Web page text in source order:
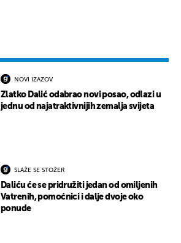
NOVI IZAZOV
Zlatko Dalić odabrao novi posao, odlazi u
jednu od najatraktivnijih zemalja svijeta
SLAŽE SE STOŽER
Daliću će se pridružiti jedan od omiljenih
Vatrenih, pomoćnici i dalje dvoje oko
ponude